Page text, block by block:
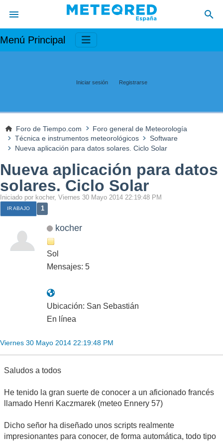
Menú Principal
Iniciar sesión Registrarse
Foro de Tiempo.com
Foro general de Meteorología
Técnica e instrumentos meteorológicos
Software
Nueva aplicación para datos solares. Ciclo Solar
Nueva aplicación para datos
solares. Ciclo Solar
Iniciado por kocher, Viernes 30 Mayo 2014 22:19:48 PM
IR ABAJO 1
kocher
Sol
Mensajes: 5
Ubicación: San Sebastián
En línea
Viernes 30 Mayo 2014 22:19:48 PM
Saludos a todos
He tenido la gran suerte de conocer a un aficionado francés
llamado Henri Kaczmarek (meteo Ennery 57)
Dicho señor ha diseñado unos scripts realmente
impresionantes para conocer, de forma automática, todo tipo